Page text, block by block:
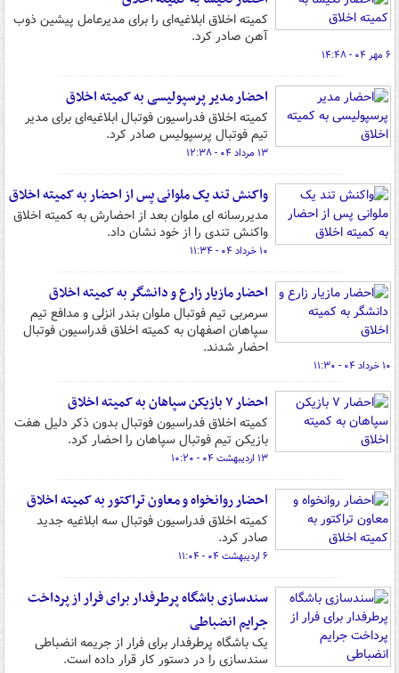
کمیته اخلاق ابلاغیه‌ای را برای مدیرعامل پیشین ذوب
آهن صادر کرد.
۶ مهر ۰۴ - ۱۴:۴۸
احضار مدیر پرسپولیسی به کمیته اخلاق
کمیته اخلاق فدراسیون فوتبال ابلاغیه‌ای برای مدیر
تیم فوتبال پرسپولیس صادر کرد.
۱۳ مرداد ۰۴ - ۱۲:۳۸
واکنش تند یک ملوانی پس از احضار به کمیته اخلاق
مدیررسانه ای ملوان بعد از احضارش به کمیته اخلاق
واکنش تندی را از خود نشان داد.
۱۰ خرداد ۰۴ - ۱۱:۳۴
احضار مازیار زارع و دانشگر به کمیته اخلاق
سرمربی تیم فوتبال ملوان بندر انزلی و مدافع تیم
سپاهان اصفهان به کمیته اخلاق فدراسیون فوتبال
احضار شدند.
۱۰ خرداد ۰۴ - ۱۱:۳۰
احضار ۷ بازیکن سپاهان به کمیته اخلاق
کمیته اخلاق فدراسیون فوتبال بدون ذکر دلیل هفت
بازیکن تیم فوتبال سپاهان را احضار کرد.
۱۳ اردیبهشت ۰۴ - ۱۰:۲۰
احضار روانخواه و معاون تراکتور به کمیته اخلاق
کمیته اخلاق فدراسیون فوتبال سه ابلاغیه جدید
صادر کرد.
۶ اردیبهشت ۰۴ - ۱۱:۰۴
سندسازی باشگاه پرطرفدار برای فرار از پرداخت
جرایم انضباطی
یک باشگاه پرطرفدار برای فرار از جریمه انضباطی
سندسازی را در دستور کار قرار داده است.